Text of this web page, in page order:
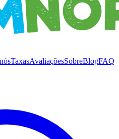
TaxasAvaliaçõesSobreBlogFAQ